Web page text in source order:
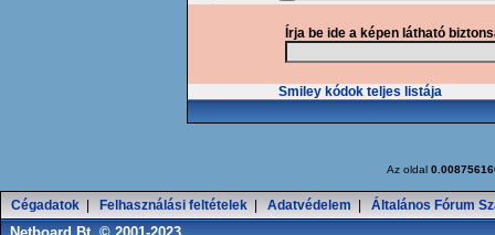
Írja be ide a képen látható
Smiley kódok teljes listája
Az oldal
Cégadatok Felhasználási feltételek Adatvédelem Általános Fórum